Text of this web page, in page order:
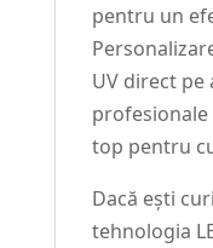
pentru un
UV direct
top pentru
Dacă ești
tehnologia